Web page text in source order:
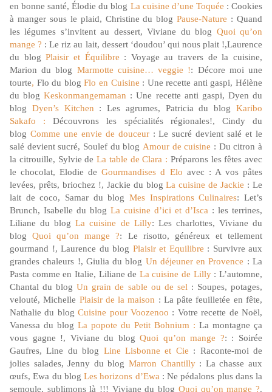
en bonne santé, Élodie du blog La cuisine d’une Toquée : Cookies
à manger sous le plaid, Christine du blogPause-Nature : Quand
les légumes s’invitent au dessert, Viviane du blog Quoi qu’on
mange ? : Le riz au lait, dessert ‘doudou’ qui nous plait !,Laurence
du blogPlaisir et Équilibre : Voyage au travers de la cuisine,
Marion du blog Marmotte cuisine… veggie !: Décore moi une
tourte, Flo du blogFlo en Cuisine : Une recette anti gaspi, Hélène
du blogKeskonmangemaman : Une recette anti gaspi, Dyen du
blog Dyen’s Kitchen : Les agrumes, Patricia du blog Karibo
Sakafo : Découvrons les spécialités régionales!, Cindy du
blog Comme une envie de douceur: Le sucré devient salé et le
salé devient sucré, Soulef du blog Amour de cuisine : Du citron à
la citrouille, Sylvie de La table de Clara : Préparons les fêtes avec
le chocolat, Elodie deGourmandises d Elo avec : A vos pâtes
levées, prêts, briochez !, Jackie du blogLa cuisine de Jackie : Le
lait de coco, Samar du blog Mes Inspirations Culinaires: Let’s
Brunch, Isabelle du blog La cuisine d’ici et d’Isca : les terrines,
Liliane du blog La cuisine de Lilly: Les charlottes, Viviane du
blogQuoi qu’on mange ?: Le risotto, généreux et tellement
gourmand !, Laurence du blog Plaisir et Equilibre : Survivre aux
grandes chaleurs !, Giulia du blog Un déjeuner en Provence : La
Pasta comme en Italie, Liliane de La cuisine de Lilly : L’automne,
Chantal du blogUn grain de sable ou de sel : Soupes, potages,
velouté, Michelle Plaisir de la maison : La pâte feuilletée en fête,
Nathalie du blogCuisine pour Voozenoo : Votre recette de Noël,
Vanessa du blog La popote du Petit Bohnium : La montagne ça
vous gagne !, Viviane du blogQuoi qu’on mange ?: : Soirée
Gaufres, Line du blog Line Lisbonne et Cie : Raconte-moi de
jolies salades, Jenny du blog Marron Chantilly: La chasse aux
œufs, Ewa du blog Les horizons d’Ewa : Ne pédalons plus dans la
semoule, sublimons là !!! Viviane du blog Quoi qu’on mange ?.